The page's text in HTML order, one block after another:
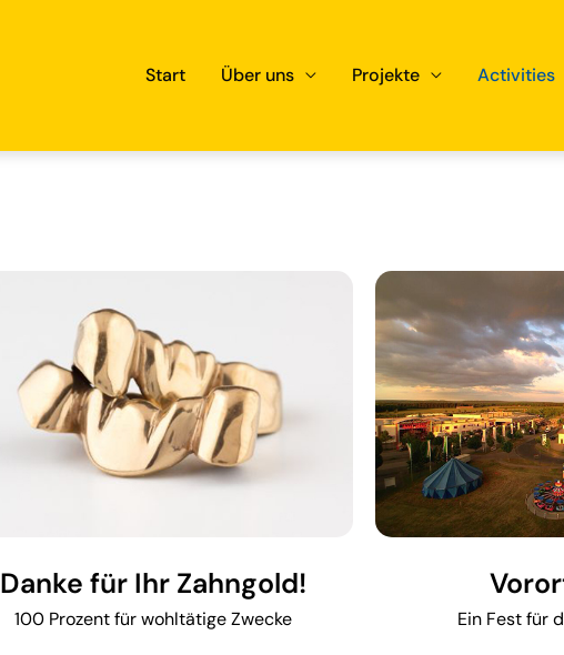
Start Über uns Projekte Activities
Danke für Ihr Zahngold!
100 Prozent für wohltätige Zwecke Ein Fest für